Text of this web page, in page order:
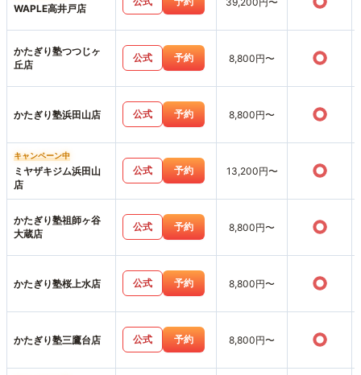
WAPLE高井戸店
かたぎり塾つつじヶ
丘店
公式 予約 8,800円〜 ○
かたぎり塾浜田山店 公式 予約 8,800円〜 ○
キャンペーン中
ミヤザキジム浜田山
店
公式 予約 13,200円〜 ○
かたぎり塾祖師ヶ谷
大蔵店
公式 予約 8,800円〜 ○
かたぎり塾桜上水店 公式 予約 8,800円〜 ○
かたぎり塾三鷹台店 公式 予約 8,800円〜 ○